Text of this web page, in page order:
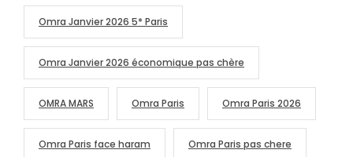
Omra Janvier 2026 5* Paris
Omra Janvier 2026 économique pas chère
OMRA MARS Omra Paris Omra Paris 2026
Omra Paris face haram Omra Paris pas chere